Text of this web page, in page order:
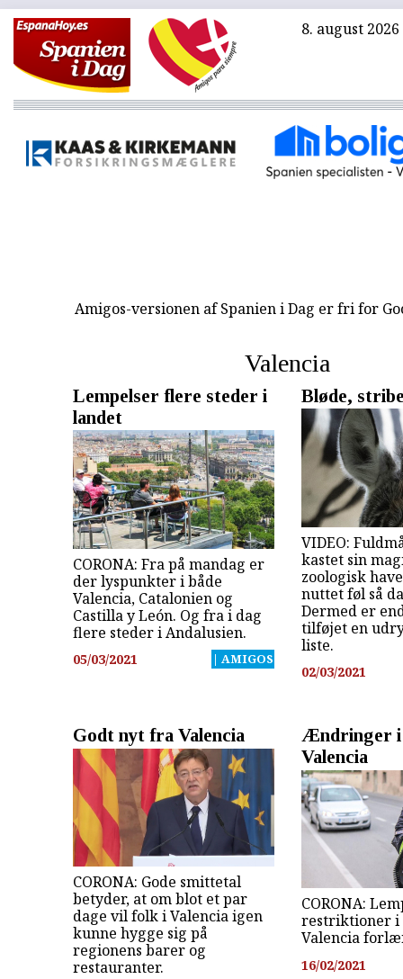
8. august 2026
Amigos-versionen af Spanien i Dag er fri for
Valencia
Lempelser flere steder i
landet
CORONA: Fra på mandag er
der lyspunkter i både
Valencia, Catalonien og
Castilla y León. Og fra i dag
flere steder i Andalusien.
05/03/2021 | AMIGOS
Bløde,
VIDEO:
kastet sin
zoologisk
nuttet føl så
Dermed er
tilføjet en
liste.
02/03/2021
Godt nyt fra Valencia
CORONA: Gode smittetal
betyder, at om blot et par
dage vil folk i Valencia igen
kunne hygge sig på
regionens barer og
restauranter.
Ændringer i
Valencia
CORONA:
restriktioner i
Valencia
16/02/2021